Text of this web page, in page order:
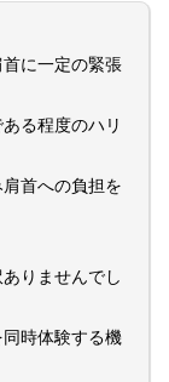
に一定の緊張
る程度のハリ
首への負担を
りませんでし
時体験する機